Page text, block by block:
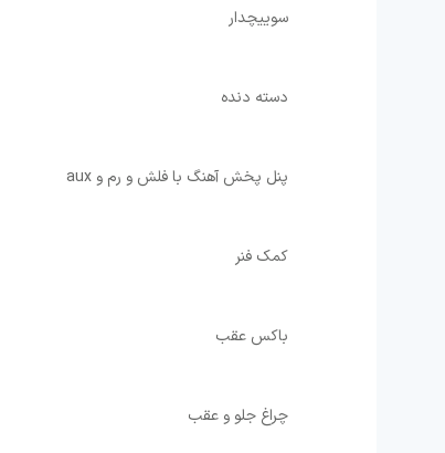
⁩سوییچدار ⁦
⁩دسته دنده ⁦
⁩پنل پخش آهنگ با فلش و رم و aux
کمک فنر ⁦
⁩باکس عقب ⁦
⁩چراغ جلو و عقب ⁦